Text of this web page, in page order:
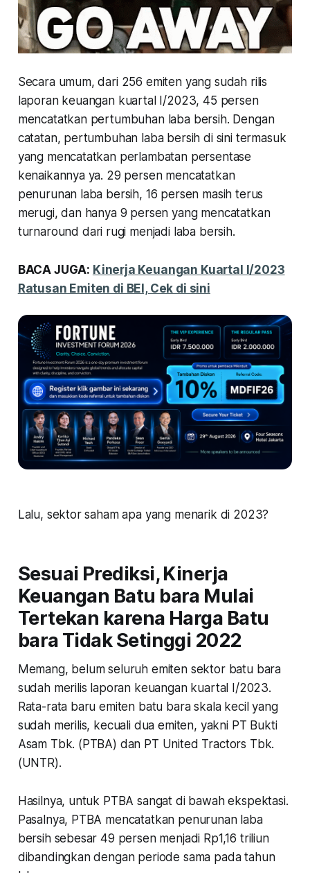
Secara umum, dari 256 emiten yang sudah rilis
laporan keuangan kuartal I/2023, 45 persen
mencatatkan pertumbuhan laba bersih. Dengan
catatan, pertumbuhan laba bersih di sini termasuk
yang mencatatkan perlambatan persentase
kenaikannya ya. 29 persen mencatatkan
penurunan laba bersih, 16 persen masih terus
merugi, dan hanya 9 persen yang mencatatkan
turnaround dari rugi menjadi laba bersih.
BACA JUGA: Kinerja Keuangan Kuartal I/2023
Ratusan Emiten di BEI, Cek di sini
Lalu, sektor saham apa yang menarik di 2023?
Sesuai Prediksi, Kinerja
Keuangan Batu bara Mulai
Tertekan karena Harga Batu
bara Tidak Setinggi 2022
Memang, belum seluruh emiten sektor batu bara
sudah merilis laporan keuangan kuartal I/2023.
Rata-rata baru emiten batu bara skala kecil yang
sudah merilis, kecuali dua emiten, yakni PT Bukti
Asam Tbk. (PTBA) dan PT United Tractors Tbk.
(UNTR).
Hasilnya, untuk PTBA sangat di bawah ekspektasi.
Pasalnya, PTBA mencatatkan penurunan laba
bersih sebesar 49 persen menjadi Rp1,16 triliun
dibandingkan dengan periode sama pada tahun